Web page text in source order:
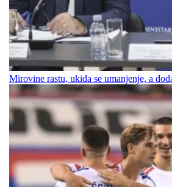
Mirovine rastu, ukida se umanjenje, a